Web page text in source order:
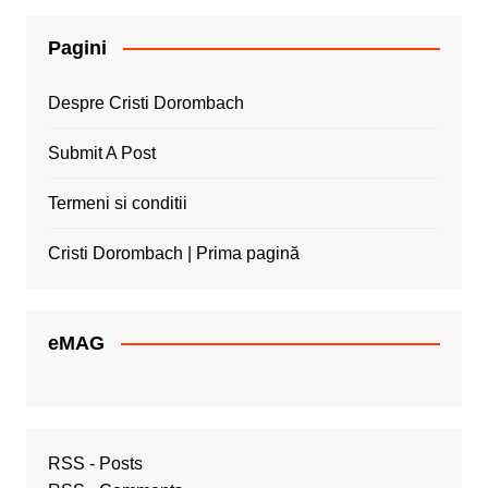
Pagini
Despre Cristi Dorombach
Submit A Post
Termeni si conditii
Cristi Dorombach | Prima pagină
eMAG
RSS - Posts